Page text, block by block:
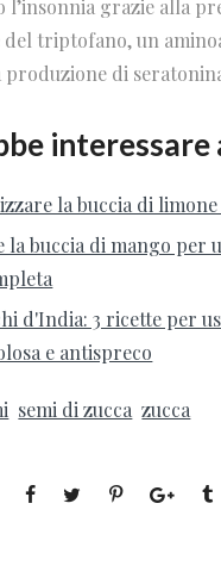
l’insonnia grazie alla
del triptofano, un
produzione di
interessare
la buccia di limone
la buccia di mango per
d'India: 3 ricette per
e antispreco
semi di zucca zucca